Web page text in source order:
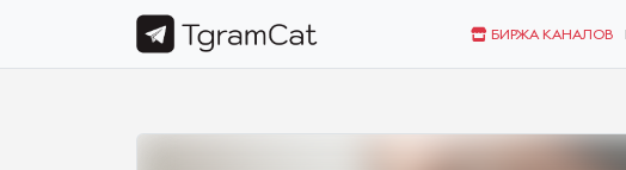
БИРЖА КАНАЛОВ